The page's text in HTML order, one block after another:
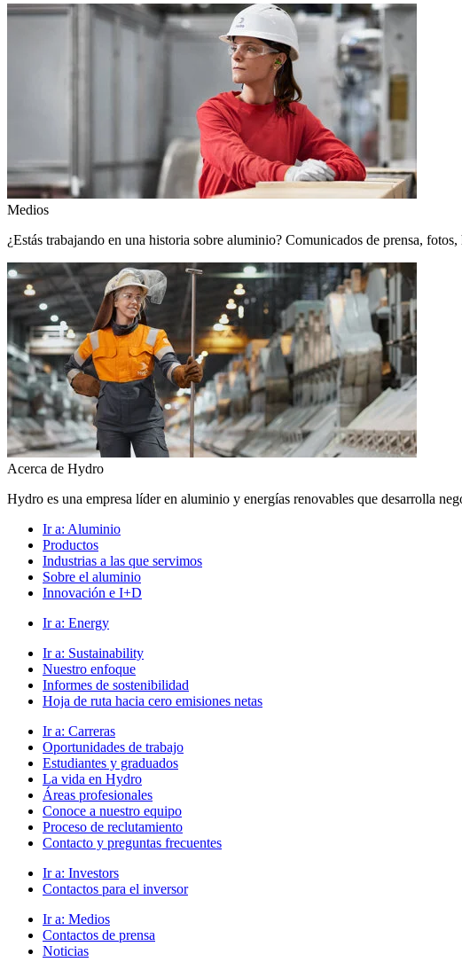
Medios
¿Estás trabajando en una historia sobre aluminio? Comunicados de prensa,
Acerca de Hydro
Hydro es una empresa líder en aluminio y energías renovables que desarrolla
Ir a: Aluminio
Productos
Industrias a las que servimos
Sobre el aluminio
Innovación e I+D
Ir a: Energy
Ir a: Sustainability
Nuestro enfoque
Informes de sostenibilidad
Hoja de ruta hacia cero emisiones netas
Ir a: Carreras
Oportunidades de trabajo
Estudiantes y graduados
La vida en Hydro
Áreas profesionales
Conoce a nuestro equipo
Proceso de reclutamiento
Contacto y preguntas frecuentes
Ir a: Investors
Contactos para el inversor
Ir a: Medios
Contactos de prensa
Noticias